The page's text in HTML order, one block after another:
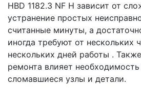
HBD 1182.3 NF H зависит от
устранение простых
считанные минуты, а
иногда требуют от нескольких
нескольких дней работы .
ремонта влияет
сломавшиеся узлы и детали.